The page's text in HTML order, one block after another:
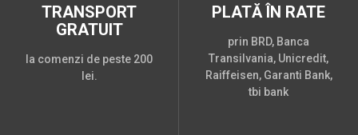
TRANSPORT
GRATUIT
la comenzi de peste 200
lei.
PLATĂ ÎN RATE
prin BRD, Banca
Transilvania, Unicredit,
Raiffeisen, Garanti Bank,
tbi bank